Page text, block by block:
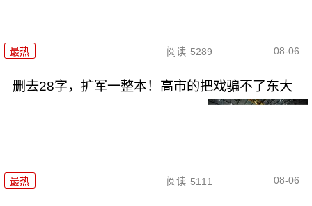
最热 阅读 5289 08-06
删去28字，扩军一整本！高市的把戏骗不了东大
最热 阅读 5111 08-06